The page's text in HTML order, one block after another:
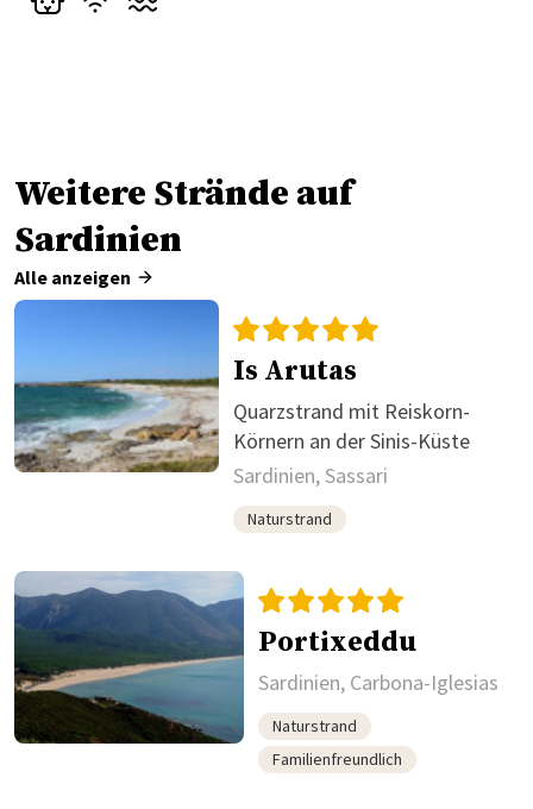
Weitere Strände auf
Sardinien
Alle anzeigen
Is Arutas
Quarzstrand mit Reiskorn-
Körnern an der Sinis-Küste
Sardinien, Sassari
Naturstrand
Portixeddu
Sardinien, Carbona-Iglesias
Naturstrand
Familienfreundlich